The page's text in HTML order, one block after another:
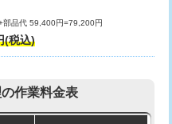
キ
16,500円+材料費
11,000円+材料費
部品代 59,400円=79,200円
(税込)
作業料金表